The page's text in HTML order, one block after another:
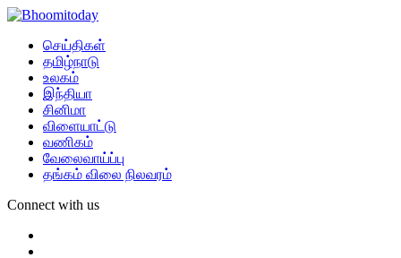
செய்திகள்
தமிழ்நாடு
உலகம்
இந்தியா
சினிமா
விளையாட்டு
வணிகம்
வேலைவாய்ப்பு
தங்கம் விலை நிலவரம்
Connect with us